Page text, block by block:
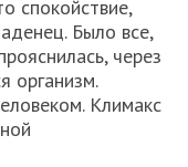
спокойствие,
Было все,
через
организм.
Климакс